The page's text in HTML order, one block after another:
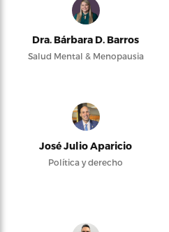
Dra. Bárbara D. Barros
Salud Mental & Menopausia
José Julio Aparicio
Política y derecho